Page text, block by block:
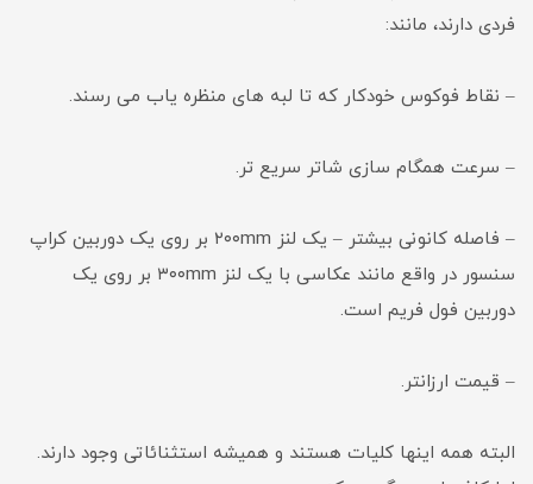
فردی دارند، مانند:
– نقاط فوکوس خودکار که تا لبه های منظره یاب می رسند.
– سرعت همگام سازی شاتر سریع تر.
– فاصله کانونی بیشتر – یک لنز ۲۰۰mm بر روی یک دوربین کراپ
سنسور در واقع مانند عکاسی با یک لنز ۳۰۰mm بر روی یک
دوربین فول فریم است.
– قیمت ارزانتر.
البته همه اینها کلیات هستند و همیشه استثنائاتی وجود دارند.